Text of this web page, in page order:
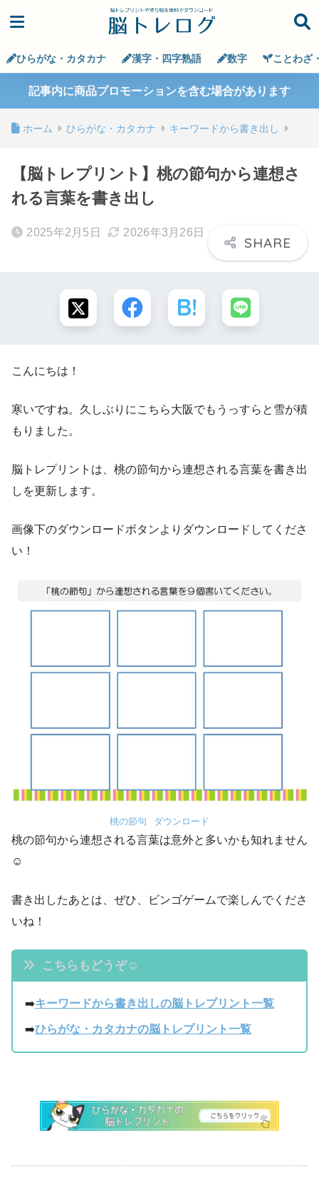
ひらがな・カタカナ 漢字・四字熟語 数字 ことわざ
記事内に商品プロモーションを含む場合があります
ホーム ひらがな・カタカナ キーワードから書き出し
【脳トレプリント】桃の節句から連想さ
れる言葉を書き出し
2025年2月5日 2026年3月26日
こんにちは！
寒いですね。久しぶりにこちら大阪でもうっすらと雪が積
もりました。
脳トレプリントは、桃の節句から連想される言葉を書き出
しを更新します。
画像下のダウンロードボタンよりダウンロードしてくださ
い！
桃の節句 ダウンロード
桃の節句から連想される言葉は意外と多いかも知れません
☺
書き出したあとは、ぜひ、ビンゴゲームで楽しんでくださ
いね！
こちらもどうぞ☺
➡️キーワードから書き出しの脳トレプリント一覧
➡️ひらがな・カタカナの脳トレプリント一覧